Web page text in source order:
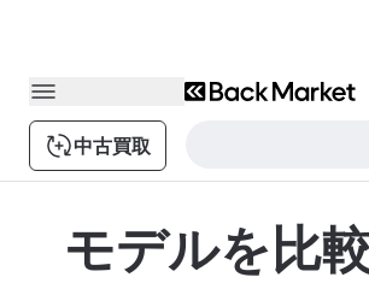
中古買取
モデルを比